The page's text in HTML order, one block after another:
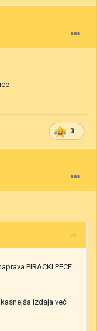
3
PIRACKI PECE
izdaja več